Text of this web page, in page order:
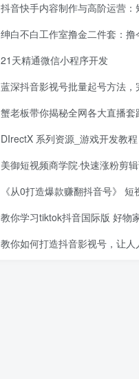
抖音快手内容制作与高阶运营：短视频涨粉+变现
绅白不白工作室撸金二件套：撸今日头条原创收益+小红书一单
21天精通微信小程序开发
蓝深抖音影视号批量起号方法，完全小白带货变现，实操剪辑影视
蟹老板带你揭秘全网各大直播套路玩法 以及直播带货7
DIrectX 系列资源_游戏开发教程
美御短视频商学院·快速涨粉剪辑课：快速突破涨粉1000的技巧
《从0打造爆款赚翻抖音号》 短视频变现68
教你学习tiktok抖音国际版 好物家具混剪【视
教你如何打造抖音影视号，让人人做到月入3万！（